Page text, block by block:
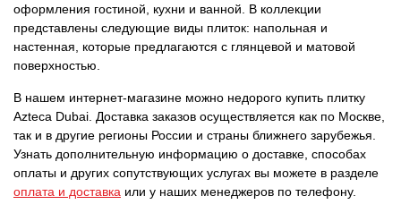
оформления гостиной, кухни и ванной. В коллекции
представлены следующие виды плиток: напольная и
настенная, которые предлагаются с глянцевой и матовой
поверхностью.
В нашем интернет-магазине можно недорого купить плитку
Azteca Dubai. Доставка заказов осуществляется как по Москве,
так и в другие регионы России и страны ближнего зарубежья.
Узнать дополнительную информацию о доставке, способах
оплаты и других сопутствующих услугах вы можете в разделе
оплата и доставка или у наших менеджеров по телефону.